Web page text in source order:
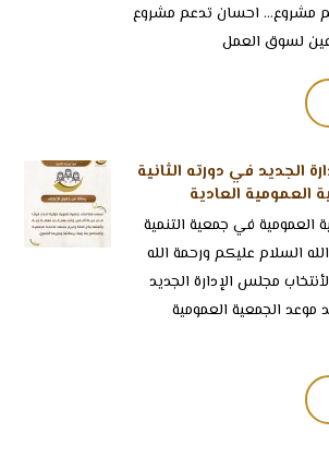
مشروع... احسان تدعم مشروع
لسوق العمل
الجديد في دورته الثانية
العمومية العادية
العمومية في جمعية التنمية
السلام عليكم ورحمة الله
مجلس الإدارة الجديد
موعد الجمعية العمومية